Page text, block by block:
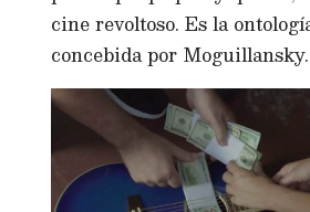
cine revoltoso. Es la
concebida por Moguillansky.